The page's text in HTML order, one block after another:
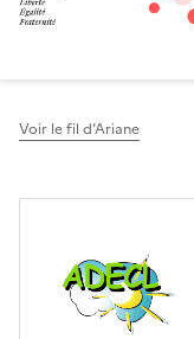
Voir le fil d’Ariane